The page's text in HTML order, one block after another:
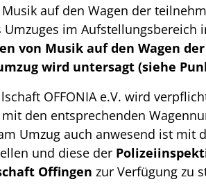
auf den Wagen der
Umzuges im Aufstellungsbereich
von Musik auf den Wagen
wird untersagt (siehe
OFFONIA e.V. wird
mit den entsprechenden
Umzug auch anwesend ist mit
und diese der
Offingen zur Verfügung zu